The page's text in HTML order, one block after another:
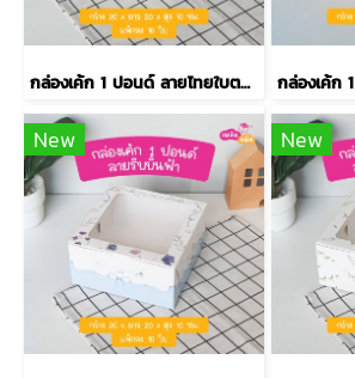
กล่องเค้ก 1 ปอนด์ ลายไทยใบตอง รุ่น EASY
New New